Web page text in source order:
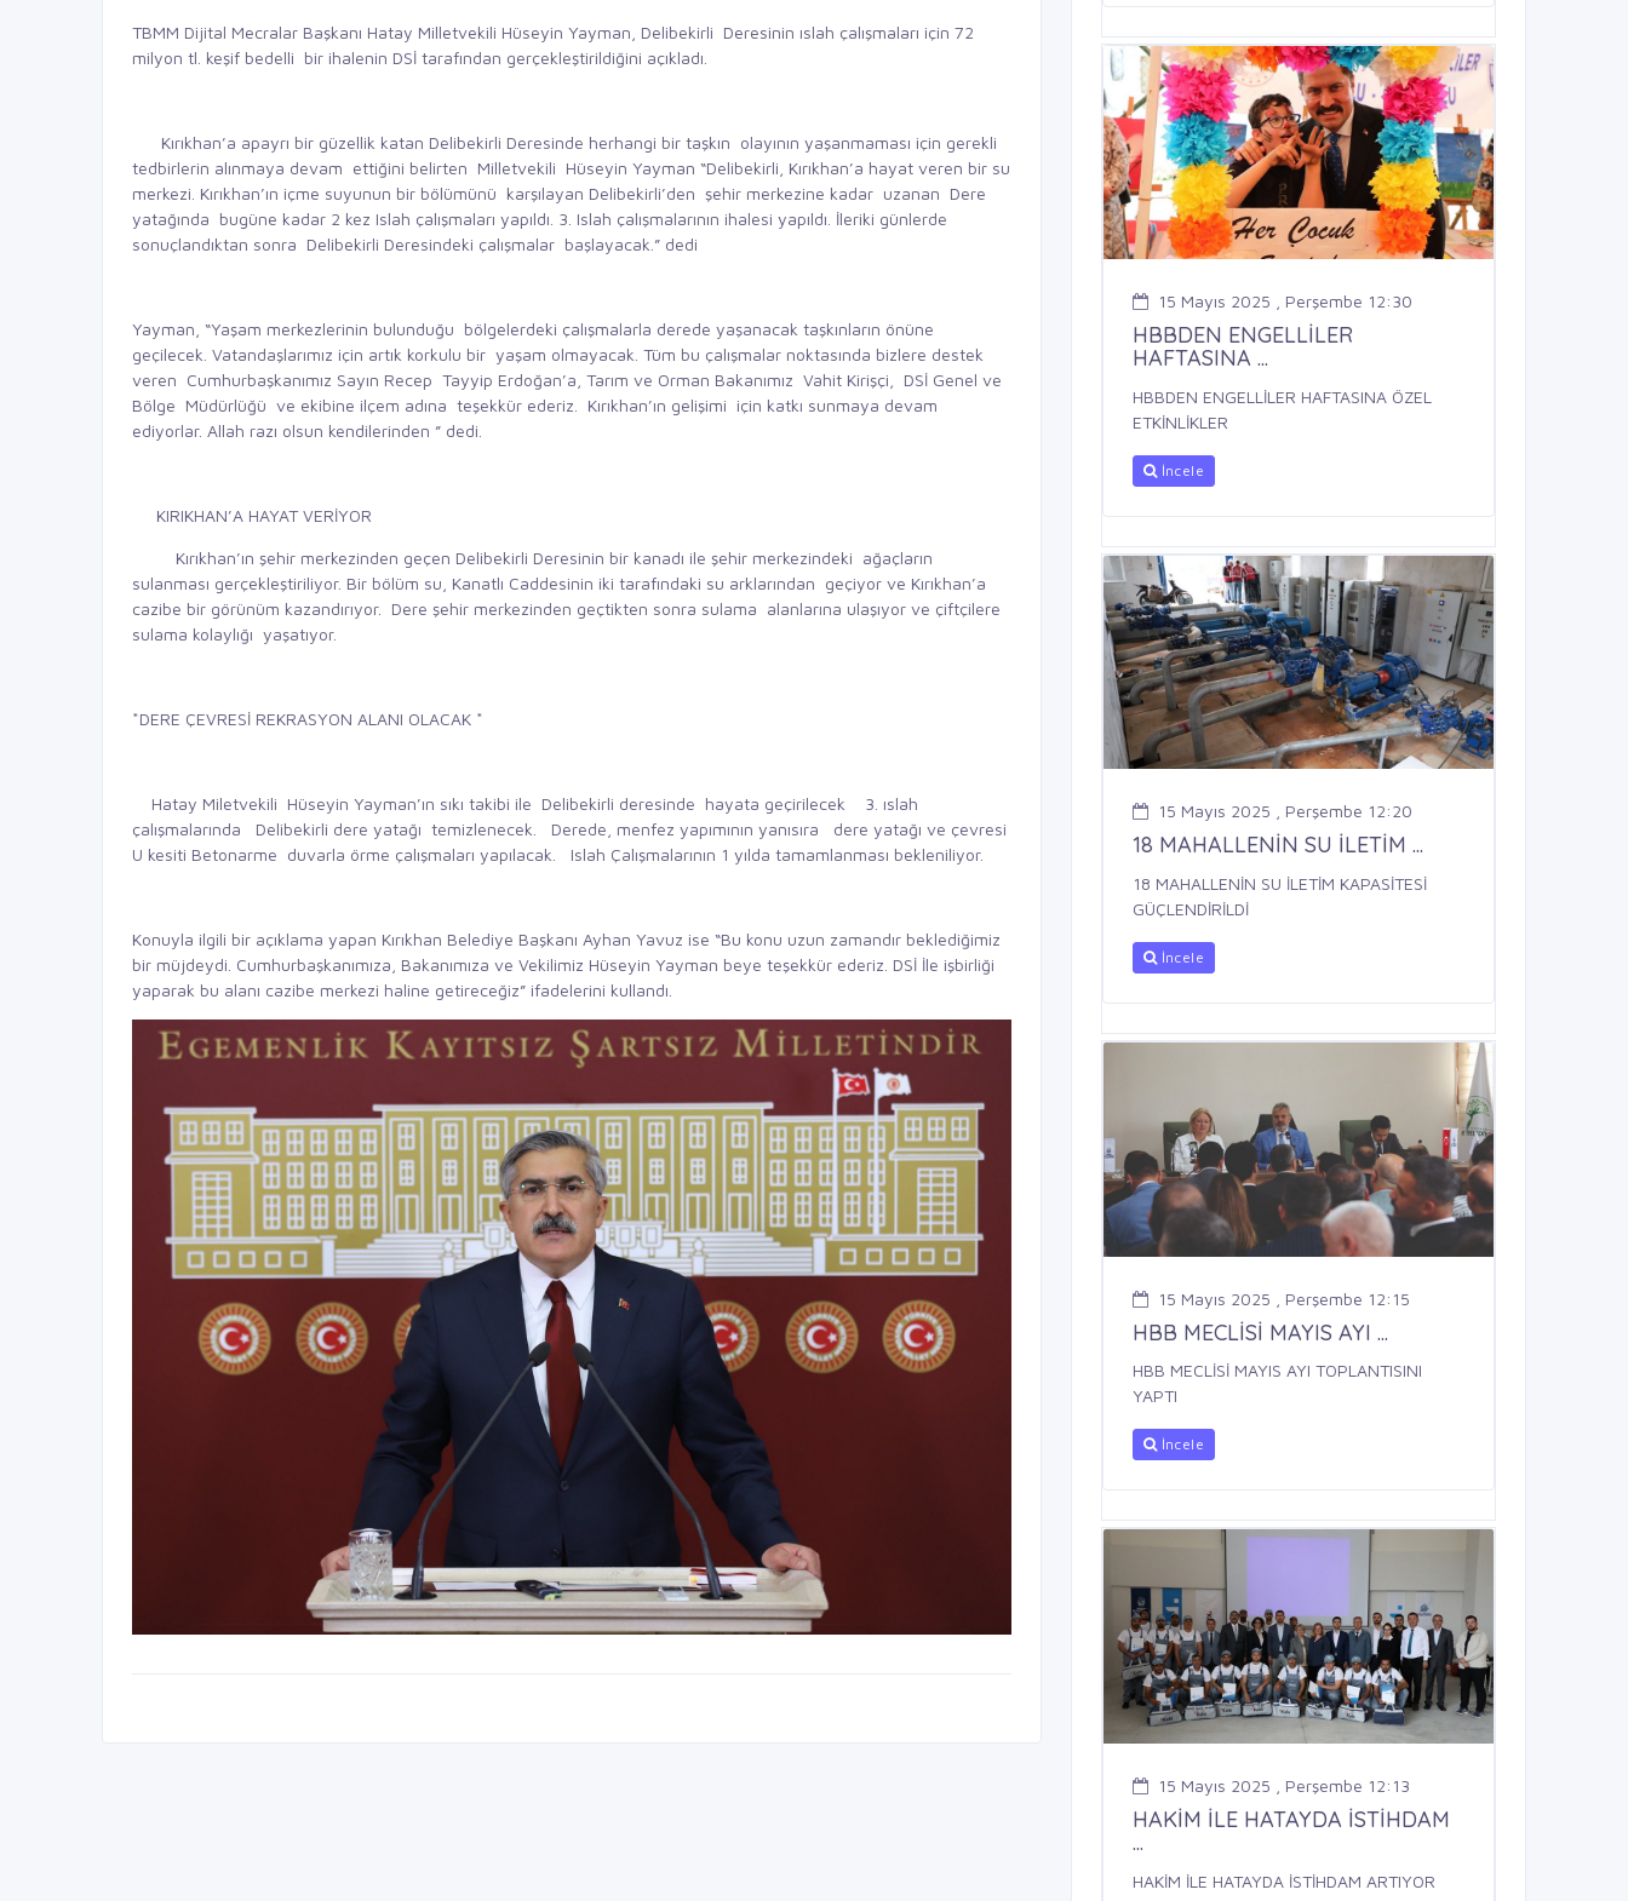
TBMM Dijital Mecralar Başkanı Hatay Milletvekili Hüseyin Yayman, Delibekirli Deresinin ıslah çalışmaları için 72
milyon tl. keşif bedelli bir ihalenin DSİ tarafından gerçekleştirildiğini açıkladı.
Kırıkhan’a apayrı bir güzellik katan Delibekirli Deresinde herhangi bir taşkın olayının yaşanmaması için gerekli
tedbirlerin alınmaya devam ettiğini belirten Milletvekili Hüseyin Yayman “Delibekirli, Kırıkhan’a hayat veren bir su
merkezi. Kırıkhan’ın içme suyunun bir bölümünü karşılayan Delibekirli’den şehir merkezine kadar uzanan Dere
yatağında bugüne kadar 2 kez Islah çalışmaları yapıldı. 3. Islah çalışmalarının ihalesi yapıldı. İleriki günlerde
sonuçlandıktan sonra Delibekirli Deresindeki çalışmalar başlayacak.” dedi
Yayman, “Yaşam merkezlerinin bulunduğu bölgelerdeki çalışmalarla derede yaşanacak taşkınların önüne
geçilecek. Vatandaşlarımız için artık korkulu bir yaşam olmayacak. Tüm bu çalışmalar noktasında bizlere destek
veren Cumhurbaşkanımız Sayın Recep Tayyip Erdoğan’a, Tarım ve Orman Bakanımız Vahit Kirişçi, DSİ Genel ve
Bölge Müdürlüğü ve ekibine ilçem adına teşekkür ederiz. Kırıkhan’ın gelişimi için katkı sunmaya devam
ediyorlar. Allah razı olsun kendilerinden ” dedi.
KIRIKHAN’A HAYAT VERİYOR
Kırıkhan’ın şehir merkezinden geçen Delibekirli Deresinin bir kanadı ile şehir merkezindeki ağaçların
sulanması gerçekleştiriliyor. Bir bölüm su, Kanatlı Caddesinin iki tarafındaki su arklarından geçiyor ve Kırıkhan’a
cazibe bir görünüm kazandırıyor. Dere şehir merkezinden geçtikten sonra sulama alanlarına ulaşıyor ve çiftçilere
sulama kolaylığı yaşatıyor.
*DERE ÇEVRESİ REKRASYON ALANI OLACAK *
Hatay Miletvekili Hüseyin Yayman’ın sıkı takibi ile Delibekirli deresinde hayata geçirilecek 3. ıslah
çalışmalarında Delibekirli dere yatağı temizlenecek. Derede, menfez yapımının yanısıra dere yatağı ve çevresi
U kesiti Betonarme duvarla örme çalışmaları yapılacak. Islah Çalışmalarının 1 yılda tamamlanması bekleniliyor.
Konuyla ilgili bir açıklama yapan Kırıkhan Belediye Başkanı Ayhan Yavuz ise “Bu konu uzun zamandır beklediğimiz
bir müjdeydi. Cumhurbaşkanımıza, Bakanımıza ve Vekilimiz Hüseyin Yayman beye teşekkür ederiz. DSİ İle işbirliği
yaparak bu alanı cazibe merkezi haline getireceğiz” ifadelerini kullandı.
15 Mayıs 2025 , Perşembe 12:30
HBBDEN ENGELLİLER
HAFTASINA ...
HBBDEN ENGELLİLER HAFTASINA ÖZEL
ETKİNLİKLER
İncele
15 Mayıs 2025 , Perşembe 12:20
18 MAHALLENİN SU İLETİM ...
18 MAHALLENİN SU İLETİM KAPASİTESİ
GÜÇLENDİRİLDİ
İncele
15 Mayıs 2025 , Perşembe 12:15
HBB MECLİSİ MAYIS AYI ...
HBB MECLİSİ MAYIS AYI TOPLANTISINI
YAPTI
İncele
15 Mayıs 2025 , Perşembe 12:13
HAKİM İLE HATAYDA İSTİHDAM
...
HAKİM İLE HATAYDA İSTİHDAM ARTIYOR